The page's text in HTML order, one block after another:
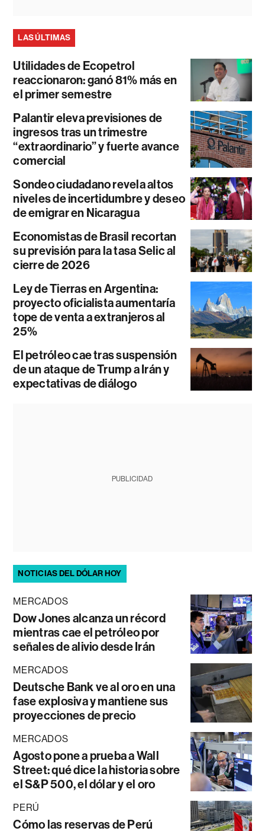
LAS ÚLTIMAS
Utilidades de Ecopetrol
reaccionaron: ganó 81% más en
el primer semestre
Palantir eleva previsiones de
ingresos tras un trimestre
“extraordinario” y fuerte avance
comercial
Sondeo ciudadano revela altos
niveles de incertidumbre y deseo
de emigrar en Nicaragua
Economistas de Brasil recortan
su previsión para la tasa Selic al
cierre de 2026
Ley de Tierras en Argentina:
proyecto oficialista aumentaría
tope de venta a extranjeros al
25%
El petróleo cae tras suspensión
de un ataque de Trump a Irán y
expectativas de diálogo
PUBLICIDAD
NOTICIAS DEL DÓLAR HOY
MERCADOS
Dow Jones alcanza un récord
mientras cae el petróleo por
señales de alivio desde Irán
MERCADOS
Deutsche Bank ve al oro en una
fase explosiva y mantiene sus
proyecciones de precio
MERCADOS
Agosto pone a prueba a Wall
Street: qué dice la historia sobre
el S&P 500, el dólar y el oro
PERÚ
Cómo las reservas de Perú